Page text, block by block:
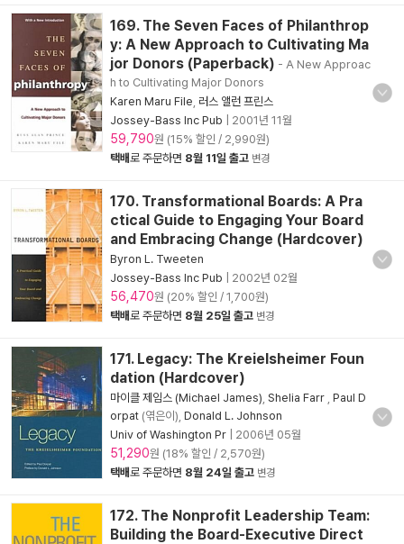
169. The Seven Faces of Philanthrop
y: A New Approach to Cultivating Ma
jor Donors (Paperback) - A New Approac
h to Cultivating Major Donors
Karen Maru File 러스 앨런 프린스
Jossey-Bass Inc Pub
2001년 11월
59,790원 (15% 할인 / 2,990원)
택배로 주문하면 8월 11일 출고 변경
170. Transformational Boards: A Pra
ctical Guide to Engaging Your Board
and Embracing Change (Hardcover)
Byron L. Tweeten
Jossey-Bass Inc Pub
2002년 02월
56,470원 (20% 할인 / 1,700원)
택배로 주문하면 8월 25일 출고 변경
171. Legacy: The Kreielsheimer Foun
dation (Hardcover)
마이클 제임스 (Michael James) Shelia Farr Paul D
orpat (엮은이), Donald L. Johnson
Univ of Washington Pr
2006년 05월
51,290원 (18% 할인 / 2,570원)
택배로 주문하면 8월 24일 출고 변경
172. The Nonprofit Leadership Team:
Building the Board-Executive Direct